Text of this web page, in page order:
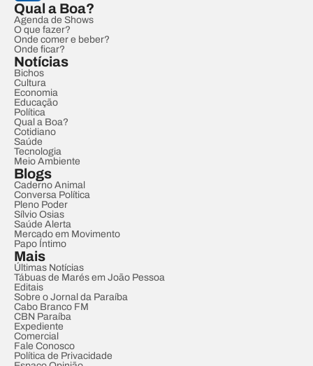
Qual a Boa?
Agenda de Shows
O que fazer?
Onde comer e beber?
Onde ficar?
Notícias
Bichos
Cultura
Economia
Educação
Política
Qual a Boa?
Cotidiano
Saúde
Tecnologia
Meio Ambiente
Blogs
Caderno Animal
Conversa Política
Pleno Poder
Sílvio Osias
Saúde Alerta
Mercado em Movimento
Papo Íntimo
Mais
Últimas Notícias
Tábuas de Marés em João Pessoa
Editais
Sobre o Jornal da Paraíba
Cabo Branco FM
CBN Paraíba
Expediente
Comercial
Fale Conosco
Política de Privacidade